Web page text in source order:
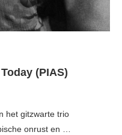
(PIAS)
het gitzwarte trio
onrust en …